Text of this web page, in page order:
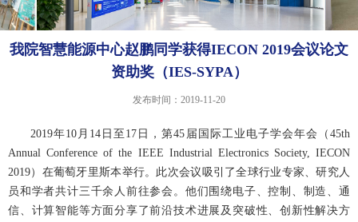
我院智慧能源中心赵鹏同学获得IECON 2019会议论文
资助奖（IES-SYPA）
发布时间：2019-11-20
2019年10月14日至17日，第45届国际工业电子学会年会（45th
Annual Conference of the IEEE Industrial Electronics Society, IECON
2019）在葡萄牙里斯本举行。此次会议吸引了全球行业专家、研究人
员和学者共计三千余人前往参会。他们围绕电子、控制、制造、通
信、计算智能等方面分享了前沿技术进展及突破性、创新性解决方